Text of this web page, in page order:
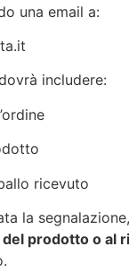
una email a:
includere:
ricevuto
la
prodotto o al